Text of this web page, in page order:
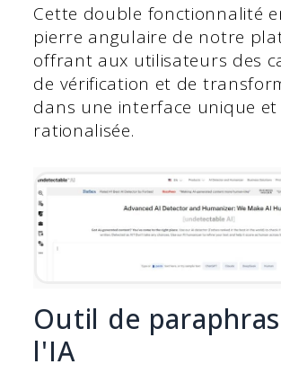
Cette double fonctionnalité
pierre angulaire de notre
offrant aux utilisateurs des
de vérification et de
dans une interface unique et
rationalisée.
Outil de
l'IA